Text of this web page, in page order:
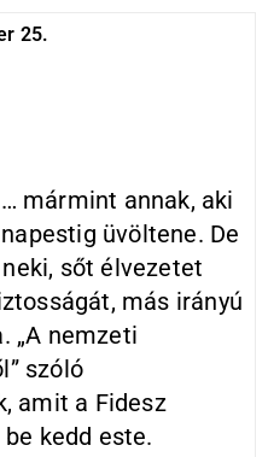
25.
mármint annak, aki
üvöltene. De
sőt élvezetet
más irányú
„A nemzeti
szóló
amit a Fidesz
kedd este.